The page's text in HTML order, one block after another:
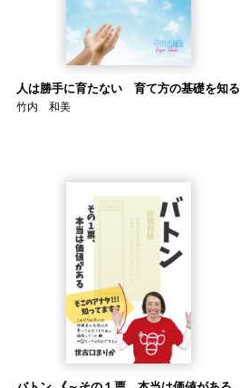
人は勝手に育たない 育て方の基礎を知る
竹内 和美